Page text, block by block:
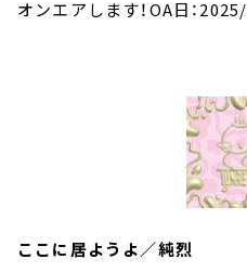
オンエアします！OA日：
ここに居ようよ／純烈